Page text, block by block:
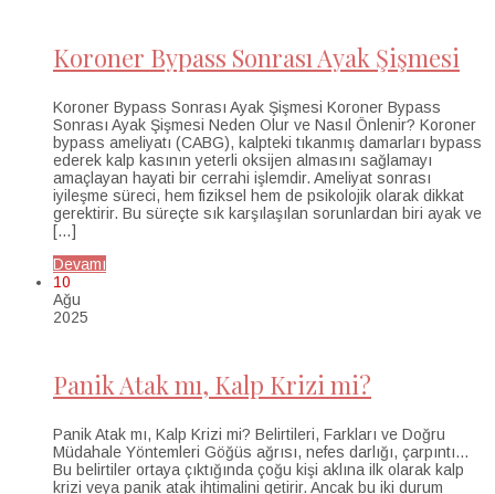
Koroner Bypass Sonrası Ayak Şişmesi
Koroner Bypass Sonrası Ayak Şişmesi Koroner Bypass
Sonrası Ayak Şişmesi Neden Olur ve Nasıl Önlenir? Koroner
bypass ameliyatı (CABG), kalpteki tıkanmış damarları bypass
ederek kalp kasının yeterli oksijen almasını sağlamayı
amaçlayan hayati bir cerrahi işlemdir. Ameliyat sonrası
iyileşme süreci, hem fiziksel hem de psikolojik olarak dikkat
gerektirir. Bu süreçte sık karşılaşılan sorunlardan biri ayak ve
[…]
Devamı
10
Ağu
2025
Panik Atak mı, Kalp Krizi mi?
Panik Atak mı, Kalp Krizi mi? Belirtileri, Farkları ve Doğru
Müdahale Yöntemleri Göğüs ağrısı, nefes darlığı, çarpıntı…
Bu belirtiler ortaya çıktığında çoğu kişi aklına ilk olarak kalp
krizi veya panik atak ihtimalini getirir. Ancak bu iki durum